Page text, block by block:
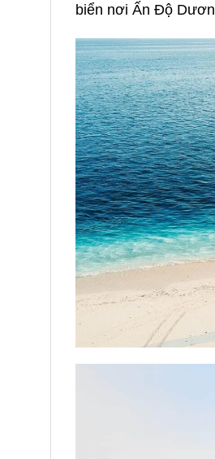
biển nơi Ấn Độ